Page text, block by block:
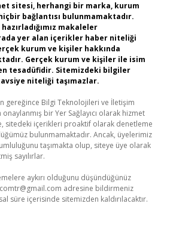
sitesi, herhangi bir marka, kurum
bağlantısı bulunmamaktadır.
makaleler
yer alan içerikler haber niteliği
kurum ve kişiler hakkında
Gerçek kurum ve kişiler ile isim
tesadüfidir. Sitemizdeki bilgiler
niteliği taşımazlar.
gereğince Bilgi Teknolojileri ve İletişim
bir Yer Sağlayıcı olarak hizmet
sitedeki içerikleri proaktif olarak denetleme
bulunmamaktadır. Ancak, üyelerimiz
taşımakta olup, siteye üye olarak
sayılırlar.
aykırı olduğunu düşündüğünüz
adresine bildirmeniz
süre içerisinde sitemizden kaldırılacaktır.